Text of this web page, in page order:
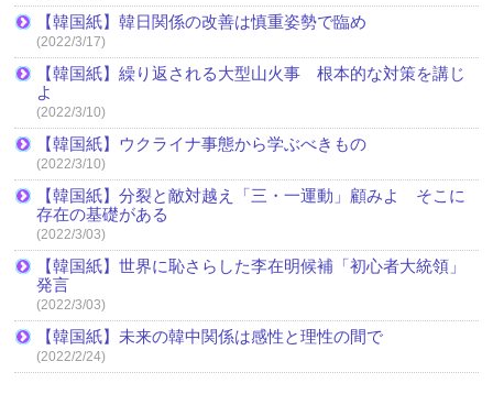
【韓国紙】韓日関係の改善は慎重姿勢で臨め
(2022/3/17)
【韓国紙】繰り返される大型山火事 根本的な対策を講じ
よ
(2022/3/10)
【韓国紙】ウクライナ事態から学ぶべきもの
(2022/3/10)
【韓国紙】分裂と敵対越え「三・一運動」顧みよ そこに
存在の基礎がある
(2022/3/03)
【韓国紙】世界に恥さらした李在明候補「初心者大統領」
発言
(2022/3/03)
【韓国紙】未来の韓中関係は感性と理性の間で
(2022/2/24)